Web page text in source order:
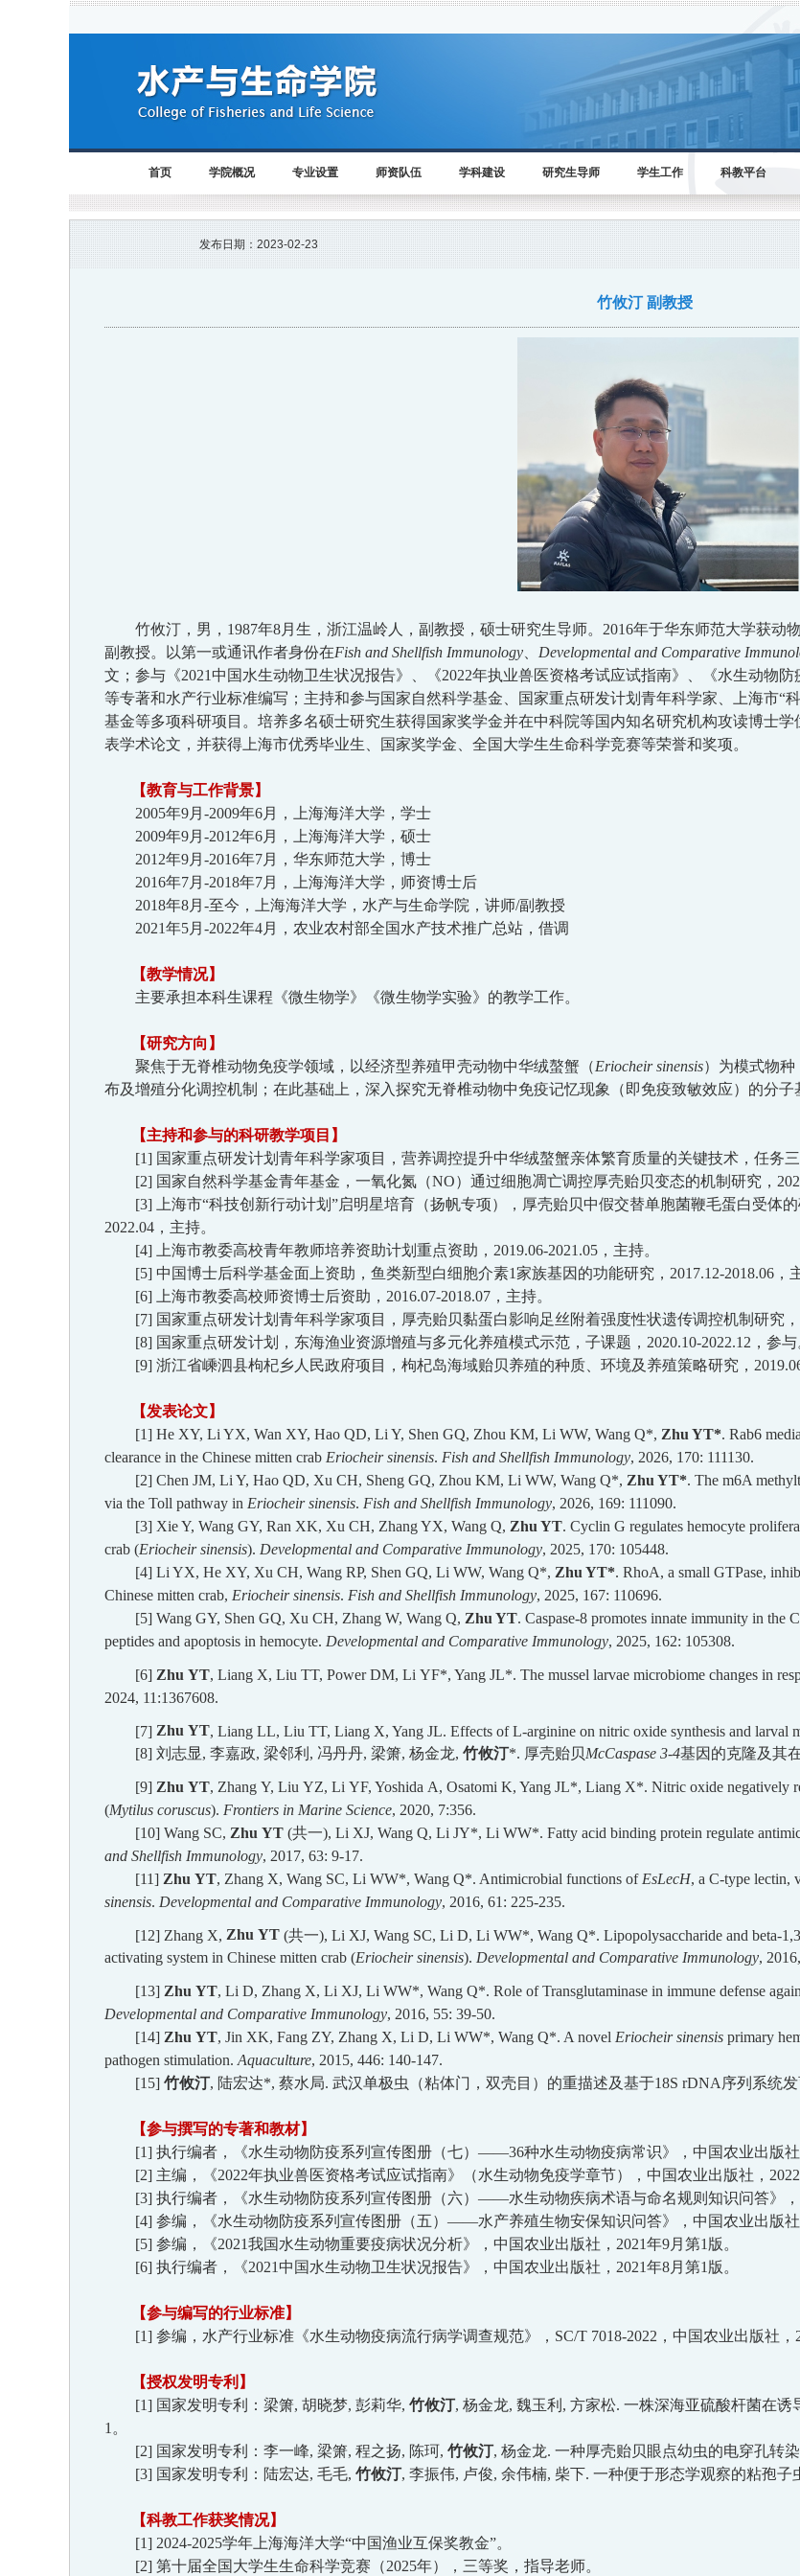
首页 学院概况 专业设置 师资队伍 学科建设 研究生导师 学生工作 科教平台
发布日期：2023-02-23
竹攸汀 副教授
竹攸汀，男，1987年8月生，浙江温岭人，副教授，硕士研究生导师。 2016年于华东师范大学获动
副教授。以第一或通讯作者身份在Fish and Shellfish Immunology Developmental and Comparative
文；参与《2021 中国水生动物卫生状况报告》、《2022年执业兽医资格考试应试指南》、《水生动物
等专著和水产行业标准编写；主持和参与国家自然科学基金、国家重点研发计划青年科学家、上海市“
基金等多项科研项目。培养多名硕士研究生获得国家奖学金并在中科院等国内知名研究机构攻读博士学
表学术论文 ，并获得上海市优秀毕业生、国家奖学金、全国大学生生命科学竞赛等荣誉和奖项。
【教育与工作背景】
2005年9月 -2009年6月， 上海海洋大学，学士
2009年9月 -2012年6月， 上海海洋大学， 硕士
2012年9月 -2016年7月， 华东师范大学， 博士
2016年7月 -2018年7月，上海海洋大学，师资博士后
2018年8月 -至今 ，上海海洋大学， 水产与生命学院， 讲师/副教授
2021年5月 -2022年4月，农业农村部全国水产技术推广总站，借调
【教学情况】
主要承担本科生课程《微生物学》《微生物学实验》的教学工作。
【研究方向 】
聚焦于无脊椎动物免疫学领域，以经济型养殖甲壳动物中华绒螯蟹（Eriocheir sinensis）为模式物
布及增殖分化调控机制；在此基础上，深入探究无脊椎动物中免疫记忆现象（即免疫致敏效应）的分子
【主持和参与的科研教学项目】
[1] 国家重点研发计划青年科学家项目， 营养调控提升中华绒螯蟹亲体繁育质量的关键技术，任务三
[2] 国家自然科学基金青年基金，一氧化氮（NO）通过细胞凋亡调控厚壳贻贝变态的机制研究，
[3] 上海市“科技创新行动计划 ”启明星培育（扬帆专项） ，厚壳贻贝中假交替单胞菌鞭毛蛋白受体
2022.04 ，主持。
[4]
上海市教委高校青年教师培养资助计划重点资助，2019.06-2021.05 ， 主持。
[5] 中国博士后科学基金面上资助，鱼类新型白细胞介素1家族基因的功能研究， 2017.12-2018.06 ，
[6] 上海市教委高校师资博士后资助， 2016.07-2018.07 ，主持。
[7] 国家重点研发计划青年科学家项目， 厚壳贻贝黏蛋白影响足丝附着强度性状遗传调控机制研究，
[8] 国家重点研发计划 ， 东海渔业资源增殖与多元化养殖模式示范，子课题，2020.10-2022.12 ， 参与
[9] 浙江省嵊泗县枸杞乡人民政府项目，枸杞岛海域贻贝养殖的种质、环境及养殖策略研究，
【发表论文】
[1] He XY, Li YX, Wan XY, Hao QD, Li Y, Shen GQ, Zhou KM, Li WW, Wang Q*, Zhu YT*. Rab6
clearance in the Chinese mitten crab Eriocheir sinensis. Fish and Shellfish Immunology, 2026, 170: 111130.
[2] Chen JM, Li Y, Hao QD, Xu CH, Sheng GQ, Zhou KM, Li WW, Wang Q*, Zhu YT*. The m6A
via the Toll pathway in Eriocheir sinensis. Fish and Shellfish Immunology, 2026, 169: 111090.
[3] Xie Y, Wang GY, Ran XK, Xu CH, Zhang YX, Wang Q, Zhu YT. Cyclin G regulates hemocyte
crab (Eriocheir sinensis). Developmental and Comparative Immunology, 2025, 170: 105448.
[4] Li YX, He XY, Xu CH, Wang RP, Shen GQ, Li WW, Wang Q*, Zhu YT*. RhoA, a small GTPase,
Chinese mitten crab, Eriocheir sinensis. Fish and Shellfish Immunology, 2025, 167: 110696.
[5] Wang GY, Shen GQ, Xu CH, Zhang W, Wang Q, Zhu YT. Caspase-8 promotes innate immunity in the
peptides and apoptosis in hemocyte. Developmental and Comparative Immunology, 2025, 162: 105308.
[6] Zhu YT, Liang X, Liu TT, Power DM, Li YF*, Yang JL*. The mussel larvae microbiome changes in
2024, 11:1367608.
[7] Zhu YT , Liang LL , Liu TT, Liang X , Yang JL . Effects of L-arginine on nitric oxide synthesis and larval
[8] 刘志显, 李嘉政, 梁邻利 , 冯丹丹, 梁箫, 杨金龙, 竹攸汀*. 厚壳贻贝McCaspase 3-4基因的克隆及其
[9] Zhu YT, Zhang Y, Liu YZ, Li YF, Yoshida A, Osatomi K, Yang JL*, Liang X*. Nitric oxide negatively
(Mytilus coruscus). Frontiers in Marine Science, 2020, 7:356.
[10] Wang SC, Zhu YT (共一), Li XJ, Wang Q, Li JY*, Li WW*. Fatty acid binding protein regulate
and Shellfish Immunology, 2017, 63: 9-17.
[11] Zhu YT, Zhang X, Wang SC, Li WW*, Wang Q*. Antimicrobial functions of EsLecH, a C-type lectin,
sinensis. Developmental and Comparative Immunology, 2016, 61: 225-235.
[12] Zhang X Zhu YT (共一) Li XJ Wang SC , Li D , Li WW*, Wang Q*. Lipopolysaccharide and beta-
activating system in Chinese mitten crab (Eriocheir sinensis). Developmental and Comparative Immunology, 2016,
[13] Zhu YT, Li D, Zhang X, Li XJ, Li WW*, Wang Q*. Role of Transglutaminase in immune defense
Developmental and Comparative Immunology, 2016, 55: 39-50.
[14] Zhu YT, Jin XK, Fang ZY, Zhang X, Li D, Li WW*, Wang Q*. A novel Eriocheir sinensis primary
pathogen stimulation. Aquaculture, 2015, 446: 140-147.
[15] 竹攸汀, 陆宏达*, 蔡水局. 武汉单极虫 （粘体门，双壳目 ）的重描述及基于18S rDNA 序列系统
【参与撰写的专著和教材】
[1] 执行编者，《水生动物防疫系列宣传图册（七） ——36种水生动物疫病常识》，中国农业出版社
[2] 主编 ， 《2022年执业兽医资格考试应试指南》 （水生动物免疫学章节） ， 中国农业出版社， 2022
[3] 执行编者，《水生动物防疫系列宣传图册（六） ——水生动物疾病术语与命名规则知识问答》，
[4] 参编，《水生动物防疫系列宣传图册（五） ——水产养殖生物安保知识问答》，中国农业出版社
[5] 参编，《2021我国水生动物重要疫病状况分析》，中国农业出版社， 2021年9月第1 版。
[6] 执行编者， 《2021 中国水生动物卫生状况报告》， 中国农业出版社， 2021年8月 第1 版。
【参与编写的行业标准】
[1] 参编， 水产行业标准《水生动物疫病流行病学调查规范》 ， SC/T 7018-2022 ，中国农业出版社，
【授权发明专利 】
[1] 国家发明专利： 梁箫, 胡晓梦, 彭莉华, 竹攸汀, 杨金龙, 魏玉利 , 方家松. 一株深海亚硫酸杆菌在诱
1 。
[2] 国家发明专利： 李一峰, 梁箫, 程之扬, 陈珂, 竹攸汀, 杨金龙. 一种厚壳贻贝眼点幼虫的电穿孔转
[3] 国家发明专利： 陆宏达, 毛毛, 竹攸汀, 李振伟, 卢俊, 余伟楠, 柴下. 一种便于形态学观察的粘孢子
【科教工作获奖情况】
[1] 2024-2025学年上海海洋大学“中国渔业互保奖教金”。
[2] 第十届全国大学生生命科学竞赛（2025年），三等奖，指导老师。